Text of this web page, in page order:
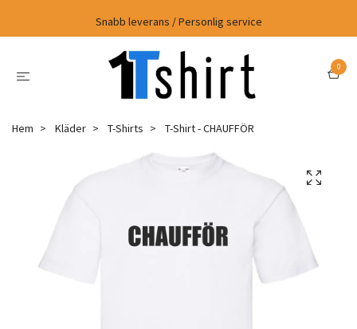
Snabb leverans / Personlig service
0
Hem Kläder T-Shirts T-Shirt - CHAUFFÖR